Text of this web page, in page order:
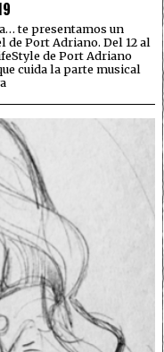
te presentamos un
de Port Adriano. Del 12 al
de Port Adriano
cuida la parte musical